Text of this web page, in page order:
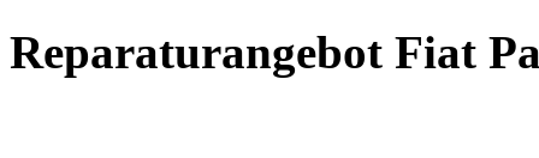
Reparaturangebot Fiat